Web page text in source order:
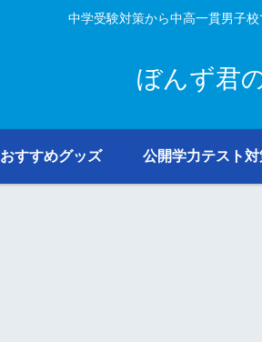
中学受験対策から中高一貫男子校
ぼんず君
おすすめグッズ 公開学力テスト対